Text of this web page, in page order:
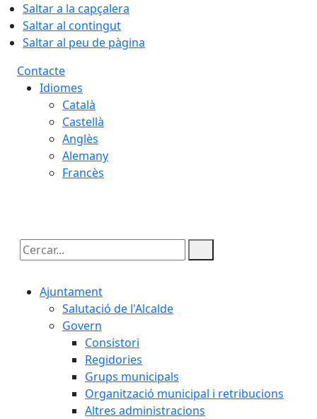
Saltar a la capçalera
Saltar al contingut
Saltar al peu de pàgina
Contacte
Idiomes
Català
Castellà
Anglès
Alemany
Francès
Cercar:
Ajuntament
Salutació de l'Alcalde
Govern
Consistori
Regidories
Grups municipals
Organització municipal i retribucions
Altres administracions